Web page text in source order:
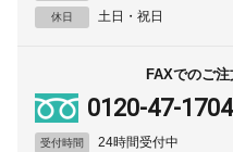
休日 土日・祝日
FAXでのご
0120-47-1704
受付時間 24時間受付中